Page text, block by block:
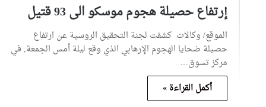
إرتفاع حصيلة هجوم موسكو الى 93 قتيل
الموقع/ وكالات كشفت لجنة التحقيق الروسية عن ارتفاع
حصيلة ضحايا الهجوم الإرهابي الذي وقع ليلة أمس الجمعة, في
مركز تسوق…
أكمل القراءة »